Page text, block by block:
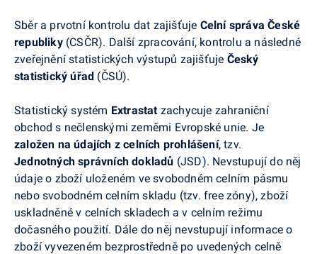
Sběr a prvotní kontrolu dat zajišťuje Celní správa České
republiky(CSČR). Další zpracování, kontrolu a následné
zveřejnění statistických výstupů zajišťuje Český
statistický úřad (ČSÚ).
Statistický systém Extrastat zachycuje zahraniční
obchod s nečlenskými zeměmi Evropské unie. Je
založen na údajích z celních prohlášení, tzv.
Jednotných správních dokladů (JSD). Nevstupují do něj
údaje o zboží uloženém ve svobodném celním pásmu
nebo svobodném celním skladu (tzv. free zóny), zboží
uskladněné v celních skladech a v celním režimu
dočasného použití. Dále do něj nevstupují informace o
zboží vyvezeném bezprostředně po uvedených celně